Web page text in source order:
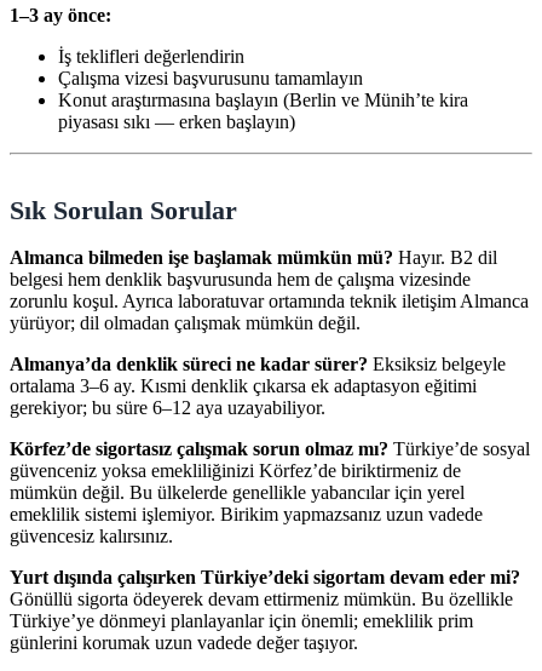
1–3 ay önce:
İş teklifleri değerlendirin
Çalışma vizesi başvurusunu tamamlayın
Konut araştırmasına başlayın (Berlin ve Münih’te kira
piyasası sıkı — erken başlayın)
Sık Sorulan Sorular
Almanca bilmeden işe başlamak mümkün mü? Hayır. B2 dil
belgesi hem denklik başvurusunda hem de çalışma vizesinde
zorunlu koşul. Ayrıca laboratuvar ortamında teknik iletişim Almanca
yürüyor; dil olmadan çalışmak mümkün değil.
Almanya’da denklik süreci ne kadar sürer? Eksiksiz belgeyle
ortalama 3–6 ay. Kısmi denklik çıkarsa ek adaptasyon eğitimi
gerekiyor; bu süre 6–12 aya uzayabiliyor.
Körfez’de sigortasız çalışmak sorun olmaz mı? Türkiye’de sosyal
güvenceniz yoksa emekliliğinizi Körfez’de biriktirmeniz de
mümkün değil. Bu ülkelerde genellikle yabancılar için yerel
emeklilik sistemi işlemiyor. Birikim yapmazsanız uzun vadede
güvencesiz kalırsınız.
Yurt dışında çalışırken Türkiye’deki sigortam devam eder mi?
Gönüllü sigorta ödeyerek devam ettirmeniz mümkün. Bu özellikle
Türkiye’ye dönmeyi planlayanlar için önemli; emeklilik prim
günlerini korumak uzun vadede değer taşıyor.